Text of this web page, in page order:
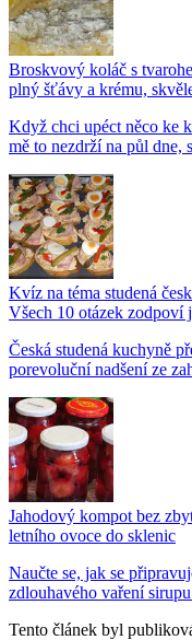
Broskvový koláč s
plný šťávy a krému,
Když chci upéct něco ke
mě to nezdrží na půl dne,
Kvíz na téma studená
Všech 10 otázek zodpoví
Česká studená kuchyně
porevoluční nadšení ze
Jahodový kompot bez
letního ovoce do sklenic
Naučte se, jak se
zdlouhavého vaření
Tento článek byl